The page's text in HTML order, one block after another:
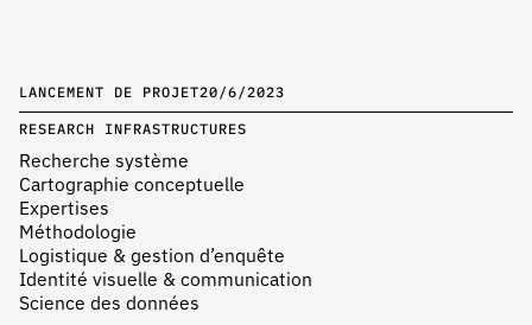
LANCEMENT DE PROJET20/6/2023
RESEARCH INFRASTRUCTURES
Recherche système
Cartographie conceptuelle
Expertises
Méthodologie
Logistique & gestion d’enquête
Identité visuelle & communication
Science des données